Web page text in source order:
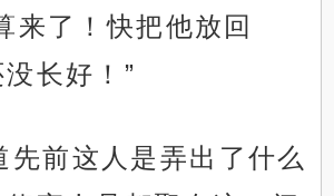
来了！快把他放回
长好！”
先前这人是弄出了什么